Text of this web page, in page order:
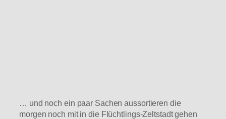
… und noch ein paar Sachen aussortieren die
morgen noch mit in die Flüchtlings-Zeltstadt gehen